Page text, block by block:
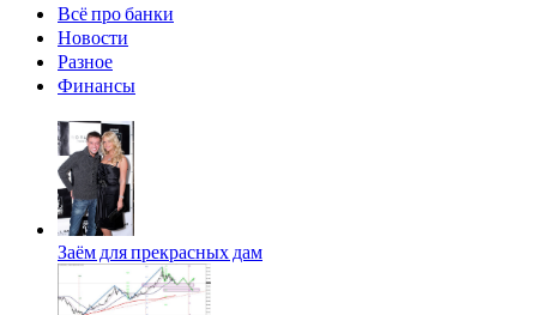
Всё про банки
Новости
Разное
Финансы
Заём для прекрасных дам